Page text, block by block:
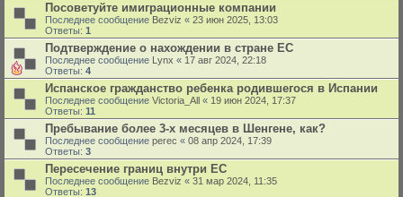
Посоветуйте имиграционные компании
Последнее сообщение Bezviz « 23 июн 2025, 13:03
Ответы: 1
Подтверждение о нахождении в стране ЕС
Последнее сообщение Lynx « 17 авг 2024, 22:18
Ответы: 4
Испанское гражданство ребенка родившегося в Испании
Последнее сообщение Victoria_All « 19 июн 2024, 17:37
Ответы: 11
Пребывание более 3-х месяцев в Шенгене, как?
Последнее сообщение perec « 08 апр 2024, 17:39
Ответы: 3
Пересечение границ внутри ЕС
Последнее сообщение Bezviz « 31 мар 2024, 11:35
Ответы: 13